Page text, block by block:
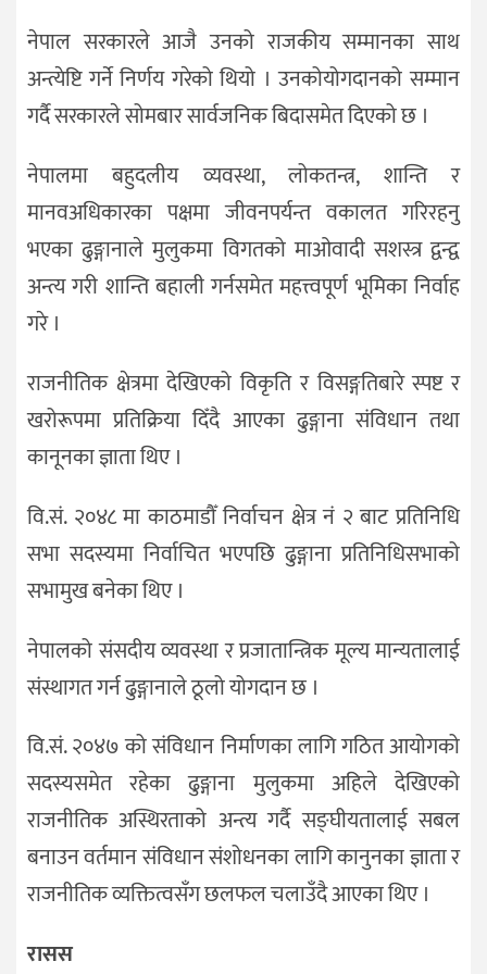
नेपाल सरकारले आजै उनको राजकीय सम्मानका साथ
अन्त्येष्टि गर्ने निर्णय गरेको थियो । उनकोयोगदानको सम्मान
गर्दै सरकारले सोमबार सार्वजनिक बिदासमेत दिएको छ ।
नेपालमा बहुदलीय व्यवस्था, लोकतन्त्र, शान्ति र
मानवअधिकारका पक्षमा जीवनपर्यन्त वकालत गरिरहनु
भएका ढुङ्गानाले मुलुकमा विगतको माओवादी सशस्त्र द्वन्द्व
अन्त्य गरी शान्ति बहाली गर्नसमेत महत्त्वपूर्ण भूमिका निर्वाह
गरे ।
राजनीतिक क्षेत्रमा देखिएको विकृति र विसङ्गतिबारे स्पष्ट र
खरोरूपमा प्रतिक्रिया दिँदै आएका ढुङ्गाना संविधान तथा
कानूनका ज्ञाता थिए ।
वि.सं. २०४८ मा काठमाडौँ निर्वाचन क्षेत्र नं २ बाट प्रतिनिधि
सभा सदस्यमा निर्वाचित भएपछि ढुङ्गाना प्रतिनिधिसभाको
सभामुख बनेका थिए ।
नेपालको संसदीय व्यवस्था र प्रजातान्त्रिक मूल्य मान्यतालाई
संस्थागत गर्न ढुङ्गानाले ठूलो योगदान छ ।
वि.सं. २०४७ को संविधान निर्माणका लागि गठित आयोगको
सदस्यसमेत रहेका ढुङ्गाना मुलुकमा अहिले देखिएको
राजनीतिक अस्थिरताको अन्त्य गर्दै सङ्घीयतालाई सबल
बनाउन वर्तमान संविधान संशोधनका लागि कानुनका ज्ञाता र
राजनीतिक व्यक्तित्वसँग छलफल चलाउँदै आएका थिए ।
रासस